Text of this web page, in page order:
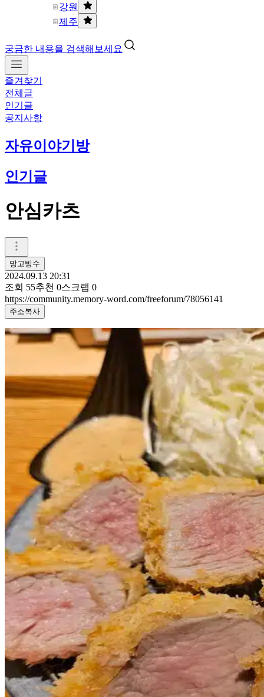
강원
제주
궁금한 내용을 검색해보세요
즐겨찾기
전체글
인기글
공지사항
자유이야기방
인기글
안심카츠
망고빙수
2024.09.13 20:31
조회 55추천 0스크랩 0
https://community.memory-word.com/freeforum/78056141
주소복사